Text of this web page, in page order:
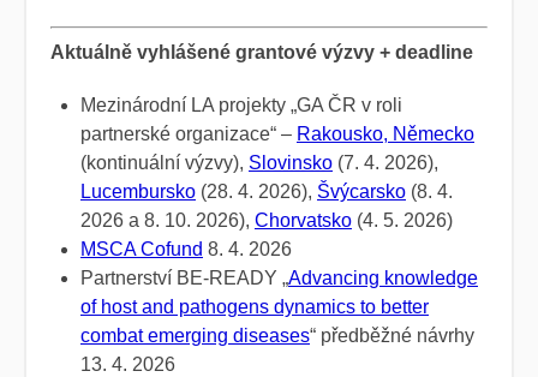
Aktuálně vyhlášené grantové výzvy + deadline
Mezinárodní LA projekty „GA ČR v roli
partnerské organizace“ – Rakousko, Německo
(kontinuální výzvy), Slovinsko (7. 4. 2026),
Lucembursko (28. 4. 2026), Švýcarsko (8. 4.
2026 a 8. 10. 2026), Chorvatsko (4. 5. 2026)
MSCA Cofund 8. 4. 2026
Partnerství BE-READY „Advancing knowledge
of host and pathogens dynamics to better
combat emerging diseases“ předběžné návrhy
13. 4. 2026